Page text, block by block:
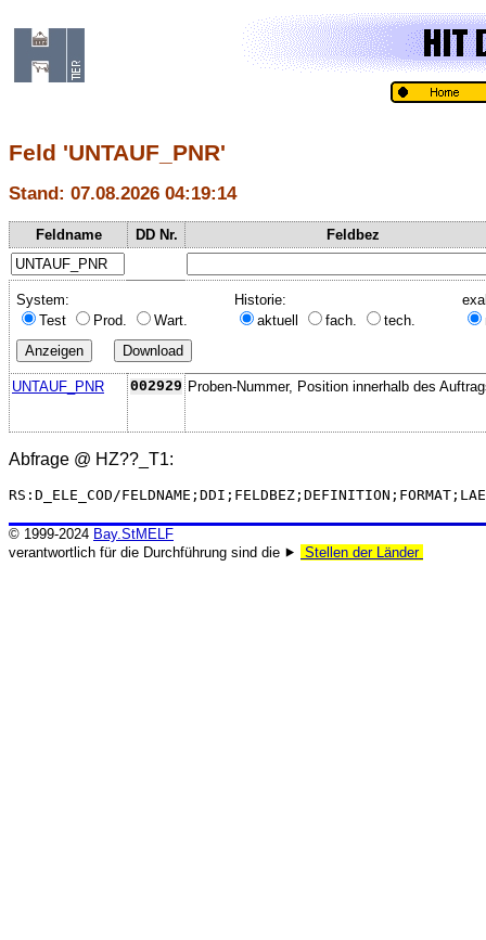
Feld 'UNTAUF_PNR'
Stand: 07.08.2026 04:19:14
Feldname DD Nr. Feldbez
System:
Test
Prod. Wart.
Historie:
aktuell
fach. tech.
UNTAUF_PNR 002929 Proben-Nummer, Position innerhalb des
Abfrage @ HZ??_T1:
RS:D_ELE_COD/
© 1999-2024 Bay.StMELF
verantwortlich für die Durchführung sind die ⯈
Stellen der Länder